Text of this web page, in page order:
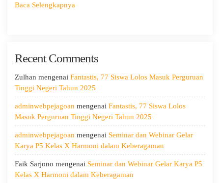
Baca Selengkapnya
Menggali
Diri,
Menjaga
Kesehatan,
dan
Menumbuhkan
Kepedulian
Recent Comments
Zulhan mengenai Fantastis, 77 Siswa Lolos Masuk Perguruan
Tinggi Negeri Tahun 2025
adminwebpejagoan mengenai Fantastis, 77 Siswa Lolos
Masuk Perguruan Tinggi Negeri Tahun 2025
adminwebpejagoan mengenai Seminar dan Webinar Gelar
Karya P5 Kelas X Harmoni dalam Keberagaman
Faik Sarjono mengenai Seminar dan Webinar Gelar Karya P5
Kelas X Harmoni dalam Keberagaman